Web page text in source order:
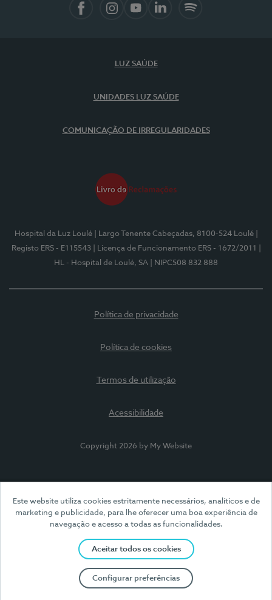
Este website utiliza cookies estritamente necessários, analíticos e de
marketing e publicidade, para lhe oferecer uma boa experiência de
navegação e acesso a todas as funcionalidades.
Aceitar todos os cookies
Configurar preferências
LUZ SAÚDE
UNIDADES LUZ SAÚDE
COMUNICAÇÃO DE IRREGULARIDADES
Hospital da Luz Loulé | Largo Tenente Cabeçadas, 8100-524 Loulé
Registo ERS - E115543
| Licença de Funcionamento ERS - 1672/2011
HL - Hospital de Loulé, SA
| NIPC508 832 888
Política de privacidade
Política de cookies
Termos de utilização
Acessibilidade
Copyright 2026 by My Website